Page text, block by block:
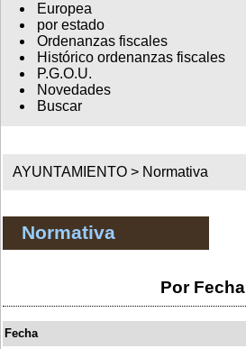
Europea
por estado
Ordenanzas fiscales
Histórico ordenanzas fiscales
P.G.O.U.
Novedades
Buscar
AYUNTAMIENTO > Normativa
Normativa
Por Fecha
Fecha